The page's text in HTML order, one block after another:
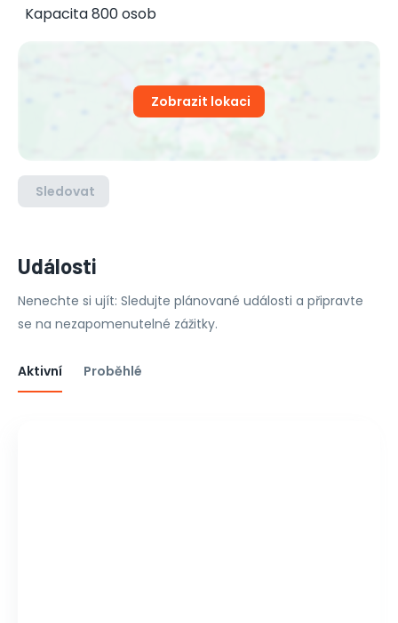
Kapacita 800 osob
Zobrazit lokaci
Sledovat
Události
Nenechte si ujít: Sledujte plánované události a připravte
se na nezapomenutelné zážitky.
Aktivní Proběhlé